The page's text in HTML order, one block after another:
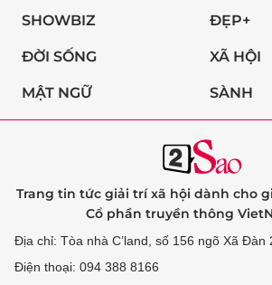
SHOWBIZ ĐẸP+
ĐỜI SỐNG XÃ HỘI
MẬT NGỮ SÀNH
Trang tin tức giải trí xã hội dành cho
Cổ phần truyền thông
Địa chỉ: Tòa nhà C’land, số 156 ngõ Xã
Điện thoại: 094 388 8166